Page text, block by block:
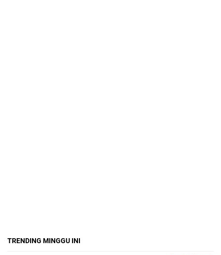
TRENDING MINGGU INI